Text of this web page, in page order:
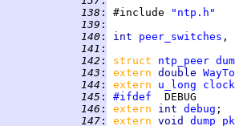
138 : #include
"ntp.h"
139 :
140 : int peer_switches ,
141 :
142 : struct ntp_peer
143 : extern double
144 : extern u_long
145 : #ifdef
146 : extern int debug
147 : extern void